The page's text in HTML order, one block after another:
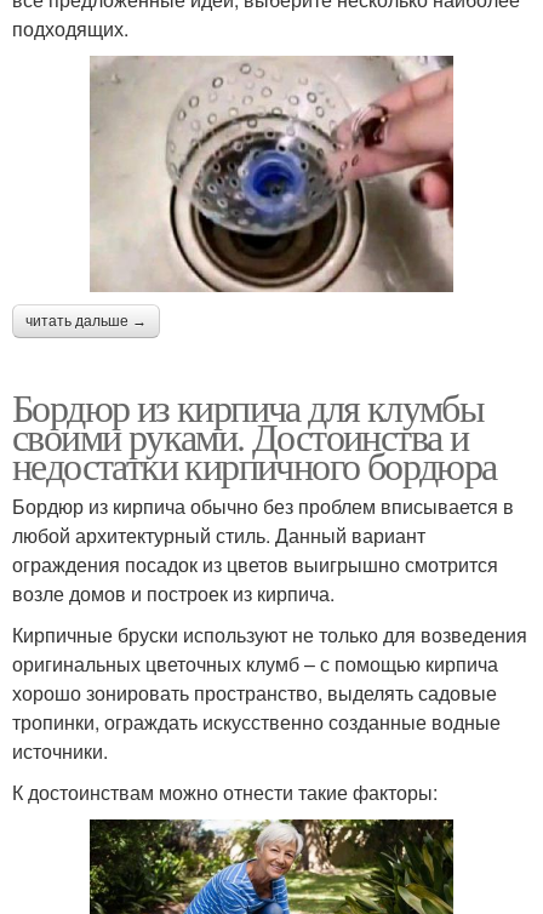
подходящих.
читать дальше →
Бордюр из кирпича для клумбы
своими руками. Достоинства и
недостатки кирпичного бордюра
Бордюр из кирпича обычно без проблем вписывается в
любой архитектурный стиль. Данный вариант
ограждения посадок из цветов выигрышно смотрится
возле домов и построек из кирпича.
Кирпичные бруски используют не только для возведения
оригинальных цветочных клумб – с помощью кирпича
хорошо зонировать пространство, выделять садовые
тропинки, ограждать искусственно созданные водные
источники.
К достоинствам можно отнести такие факторы: